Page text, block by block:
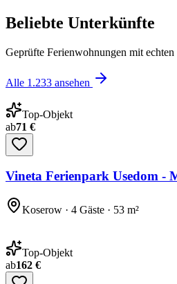
Beliebte Unterkünfte
Geprüfte Ferienwohnungen mit
Alle 1.233 ansehen
Top-Objekt
ab71 €
Vineta Ferienpark Usedom -
Koserow · 4 Gäste · 53 m²
Top-Objekt
ab162 €